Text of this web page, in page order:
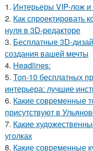
1. Интерьеры VIP-лож и
2. Как спроектировать
нуля в 3D-редакторе
3. Бесплатные 3D-
создания вашей мечты
4. Headlines:
5. Топ-10 бесплатных
интерьера: лучшие
6. Какие современные
присутствуют в
7. Какие
уголках
8. Какие современные